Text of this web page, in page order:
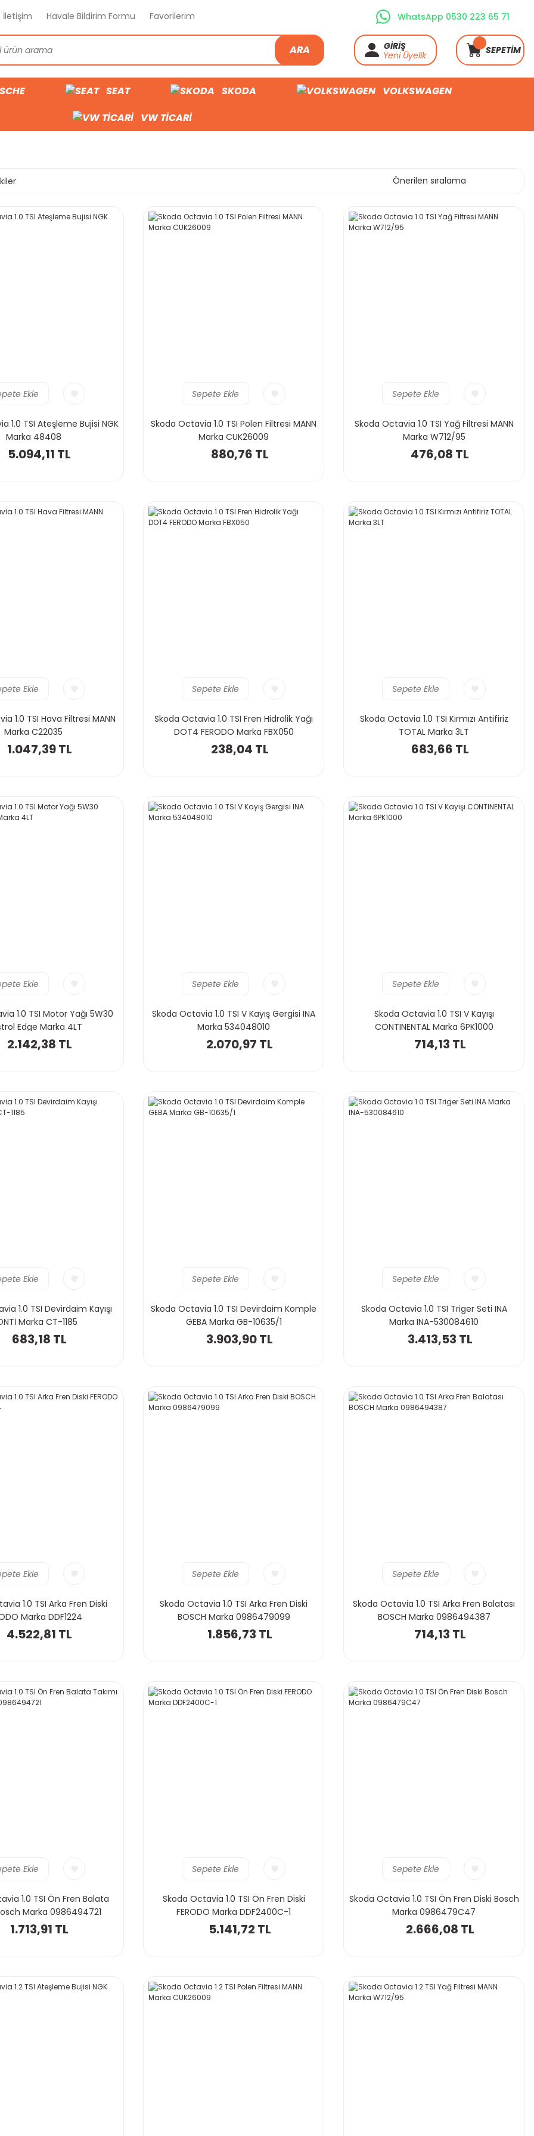
İletişim Havale Bildirim Formu Favorilerim
ARA
WhatsApp 0530 223 65 71
GİRİŞ
Yeni Üyelik
SEPETİM
SEAT SKODA
VOLKSWAGEN
VW TİCARİ
Ekle
1.0 TSI Ateşleme Bujisi NGK
Marka 48408
5.094,11 TL
Sepete Ekle
Skoda Octavia 1.0 TSI Polen Filtresi MANN
Marka CUK26009
880,76 TL
Sepete Ekle
Skoda Octavia 1.0 TSI Yağ Filtresi MANN
Marka W712/95
476,08 TL
Ekle
1.0 TSI Hava Filtresi MANN
Marka C22035
1.047,39 TL
Sepete Ekle
Skoda Octavia 1.0 TSI Fren Hidrolik Yağı
DOT4 FERODO Marka FBX050
238,04 TL
Sepete Ekle
Skoda Octavia 1.0 TSI Kırmızı Antifiriz
TOTAL Marka 3LT
683,66 TL
Ekle
1.0 TSI Motor Yağı 5W30
Edge Marka 4LT
2.142,38 TL
Sepete Ekle
Skoda Octavia 1.0 TSI V Kayış Gergisi INA
Marka 534048010
2.070,97 TL
Sepete Ekle
Skoda Octavia 1.0 TSI V Kayışı
CONTINENTAL Marka 6PK1000
714,13 TL
Ekle
1.0 TSI Devirdaim Kayışı
Marka CT-1185
683,18 TL
Sepete Ekle
Skoda Octavia 1.0 TSI Devirdaim Komple
GEBA Marka GB-10635/1
3.903,90 TL
Sepete Ekle
Skoda Octavia 1.0 TSI Triger Seti INA
Marka INA-530084610
3.413,53 TL
Ekle
1.0 TSI Arka Fren Diski
Marka DDF1224
4.522,81 TL
Sepete Ekle
Skoda Octavia 1.0 TSI Arka Fren Diski
BOSCH Marka 0986479099
1.856,73 TL
Sepete Ekle
Skoda Octavia 1.0 TSI Arka Fren Balatası
BOSCH Marka 0986494387
714,13 TL
Ekle
1.0 TSI Ön Fren Balata
Marka 0986494721
1.713,91 TL
Sepete Ekle
Skoda Octavia 1.0 TSI Ön Fren Diski
FERODO Marka DDF2400C-1
5.141,72 TL
Sepete Ekle
Skoda Octavia 1.0 TSI Ön Fren Diski Bosch
Marka 0986479C47
2.666,08 TL